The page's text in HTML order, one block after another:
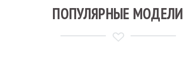
ПОПУЛЯРНЫЕ МОДЕЛИ